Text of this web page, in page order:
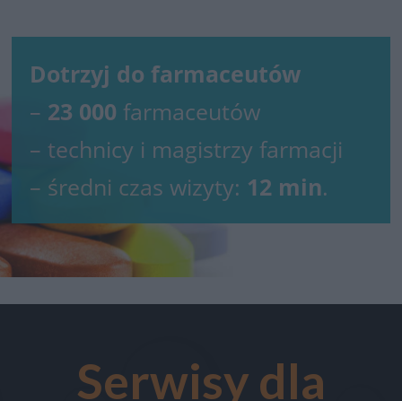
Dotrzyj do farmaceutów
– 23 000 farmaceutów
– technicy i magistrzy farmacji
– średni czas wizyty: 12 min.
Serwisy dla